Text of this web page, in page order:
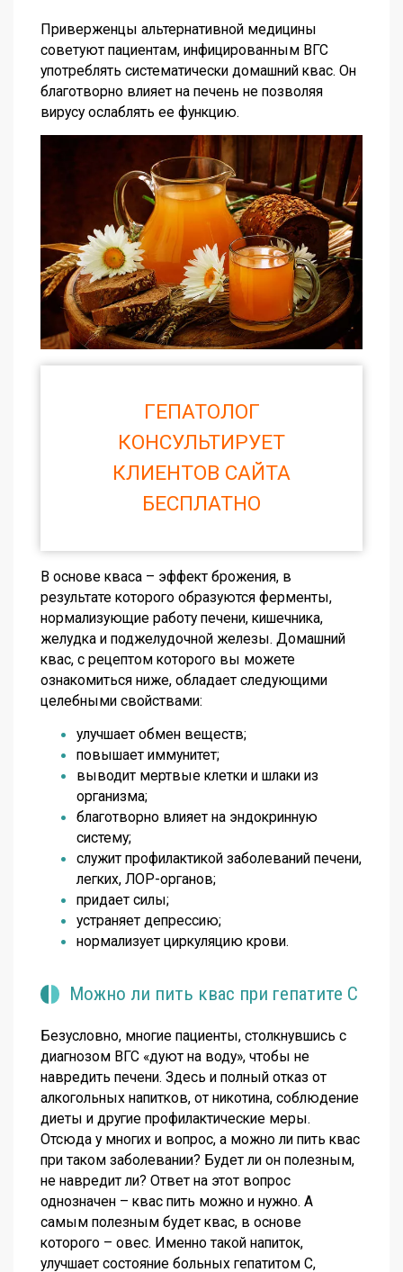
Приверженцы альтернативной медицины
советуют пациентам, инфицированным ВГС
употреблять систематически домашний квас. Он
благотворно влияет на печень не позволяя
вирусу ослаблять ее функцию.
ГЕПАТОЛОГ
КОНСУЛЬТИРУЕТ
КЛИЕНТОВ САЙТА
БЕСПЛАТНО
В основе кваса – эффект брожения, в
результате которого образуются ферменты,
нормализующие работу печени, кишечника,
желудка и поджелудочной железы. Домашний
квас, с рецептом которого вы можете
ознакомиться ниже, обладает следующими
целебными свойствами:
улучшает обмен веществ;
повышает иммунитет;
выводит мертвые клетки и шлаки из
организма;
благотворно влияет на эндокринную
систему;
служит профилактикой заболеваний печени,
легких, ЛОР-органов;
придает силы;
устраняет депрессию;
нормализует циркуляцию крови.
Можно ли пить квас при гепатите С
Безусловно, многие пациенты, столкнувшись с
диагнозом ВГС «дуют на воду», чтобы не
навредить печени. Здесь и полный отказ от
алкогольных напитков, от никотина, соблюдение
диеты и другие профилактические меры.
Отсюда у многих и вопрос, а можно ли пить квас
при таком заболевании? Будет ли он полезным,
не навредит ли? Ответ на этот вопрос
однозначен – квас пить можно и нужно. А
самым полезным будет квас, в основе
которого – овес. Именно такой напиток,
улучшает состояние больных гепатитом С,